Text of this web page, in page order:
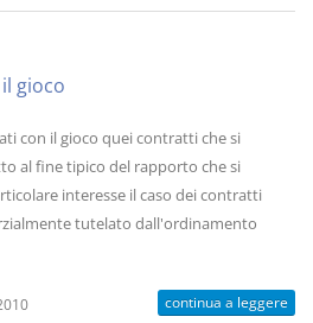
gioco
con il gioco quei contratti che si
al fine tipico del rapporto che si
interesse il caso dei contratti
tutelato dall'ordinamento
continua a leggere